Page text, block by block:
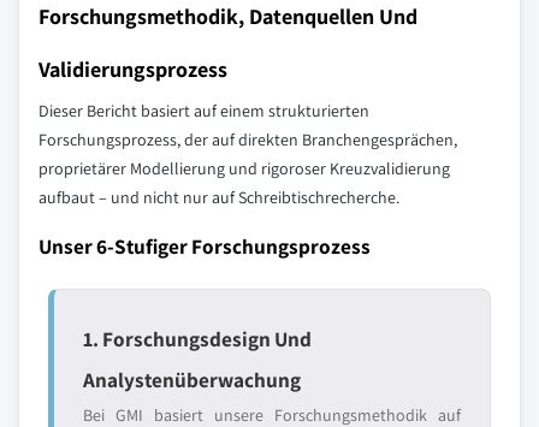
Forschungsmethodik, Datenquellen Und
Validierungsprozess
Dieser Bericht basiert auf einem strukturierten
Forschungsprozess, der auf direkten Branchengesprächen,
proprietärer Modellierung und rigoroser Kreuzvalidierung
aufbaut – und nicht nur auf Schreibtischrecherche.
Unser 6-Stufiger Forschungsprozess
1. Forschungsdesign Und
Analystenüberwachung
Bei GMI basiert unsere Forschungsmethodik auf